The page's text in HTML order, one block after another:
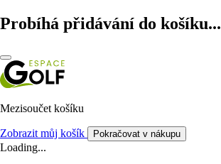
Probíhá přidávání do košíku...
Mezisoučet košíku
Zobrazit můj košík Pokračovat v nákupu
Loading...